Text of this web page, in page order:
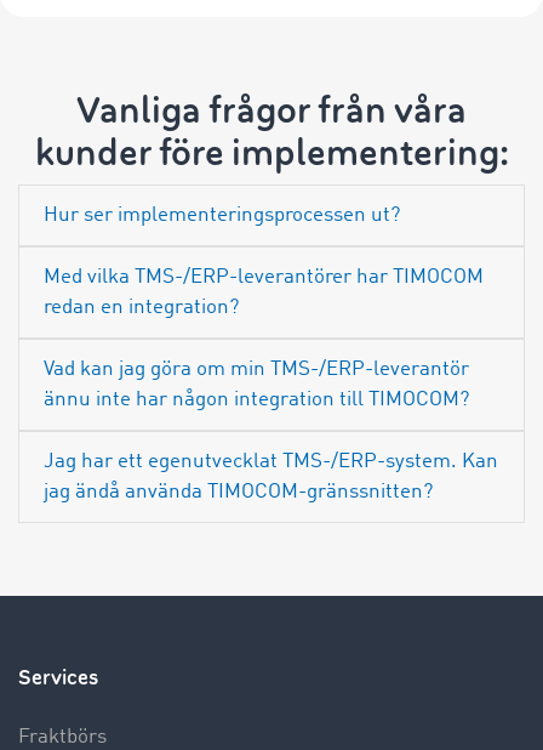
Vanliga frågor från våra
kunder före implementering:
Hur ser implementeringsprocessen ut?
Med vilka TMS-/ERP-leverantörer har TIMOCOM
redan en integration?
Vad kan jag göra om min TMS-/ERP-leverantör
ännu inte har någon integration till TIMOCOM?
Jag har ett egenutvecklat TMS-/ERP-system. Kan
jag ändå använda TIMOCOM-gränssnitten?
Services
Fraktbörs